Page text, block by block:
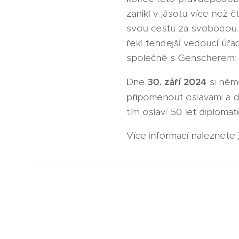
zanikl v jásotu více než
svou cestu za
řekl tehdejší vedoucí
společně s
Dne 30. září 2024 si
připomenout oslavami a
tím oslaví 50 let
Více informací naleznete